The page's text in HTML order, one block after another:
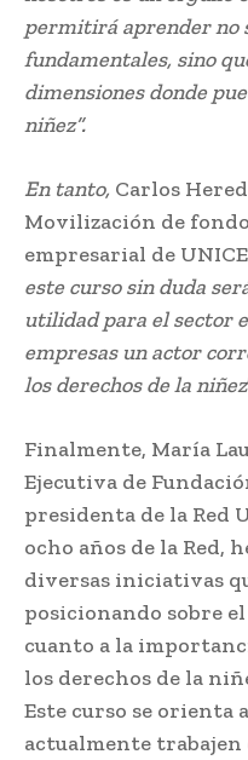
permitirá aprender no
fundamentales, sino
dimensiones donde
niñez”.
En tanto, Carlos
Movilización de
empresarial de
este curso sin duda
utilidad para el sector
empresas un actor
los derechos de la niñez
Finalmente, María
Ejecutiva de
presidenta de la Red
ocho años de la Red,
diversas iniciativas
posicionando sobre
cuanto a la
los derechos de la
Este curso se orienta
actualmente trabajen